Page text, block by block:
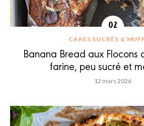
CAKES SUCRÉS &
Banana Bread aux Flocons
farine, peu sucré et
12 mars 2026